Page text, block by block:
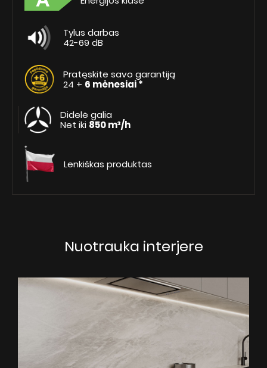
Tylus darbas
42-69 dB
Pratęskite savo garantiją
24 + 6 mėnesiai *
Didelė galia
Net iki 850 m³/h
Lenkiškas produktas
Nuotrauka interjere